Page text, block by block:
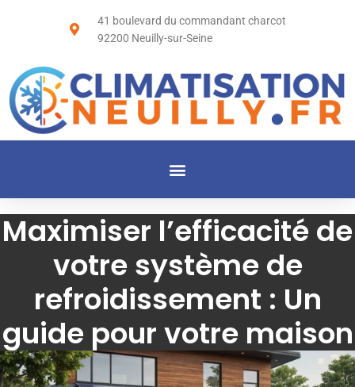
41 boulevard du commandant charcot
92200 Neuilly-sur-Seine
Maximiser l’efficacité de
votre système de
refroidissement : Un
guide pour votre maison